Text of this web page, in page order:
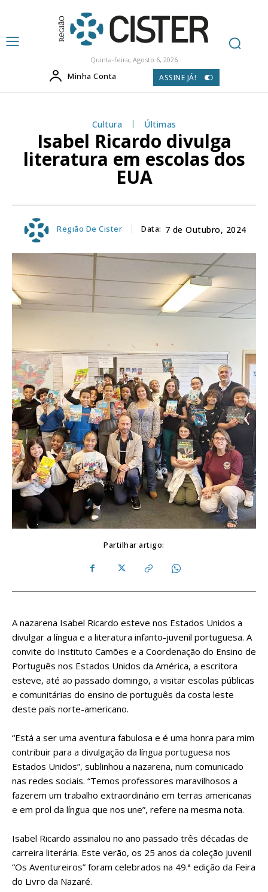
Quinta-feira, Agosto 6, 2026
Minha Conta ASSINE JÁ!
Cultura Últimas
Isabel Ricardo divulga
literatura em escolas dos
EUA
Região De Cister Data: 7 de Outubro, 2024
Partilhar artigo:
A nazarena Isabel Ricardo esteve nos Estados Unidos a
divulgar a língua e a literatura infanto-juvenil portuguesa. A
convite do Instituto Camões e a Coordenação do Ensino de
Português nos Estados Unidos da América, a escritora
esteve, até ao passado domingo, a visitar escolas públicas
e comunitárias do ensino de português da costa leste
deste país norte-americano.
“Está a ser uma aventura fabulosa e é uma honra para mim
contribuir para a divulgação da língua portuguesa nos
Estados Unidos”, sublinhou a nazarena, num comunicado
nas redes sociais. “Temos professores maravilhosos a
fazerem um trabalho extraordinário em terras americanas
e em prol da língua que nos une”, refere na mesma nota.
Isabel Ricardo assinalou no ano passado três décadas de
carreira literária. Este verão, os 25 anos da coleção juvenil
“Os Aventureiros” foram celebrados na 49.ª edição da Feira
do Livro da Nazaré.